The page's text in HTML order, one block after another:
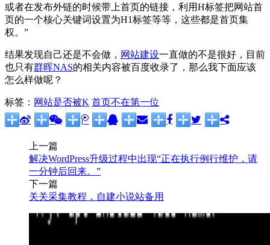
或者在发布外链的时候带上首页的链接，利用H标签把网站首
页的一个核心关键词设置为H1标签等等，这些都是首页集
权。”
结果发现自己还是不会做， 网站建设一直做的不是很好，目前
也只有群晖NAS的相关内容被百度收录了，那么我下面应该
怎么样做呢？
标签： 网站是否被K 首页不在第一位
上一篇
解决WordPress升级过程中出现“正在执行例行维护，请
一分钟后回来。”
下一篇
关关采集教程，自建小说站备用